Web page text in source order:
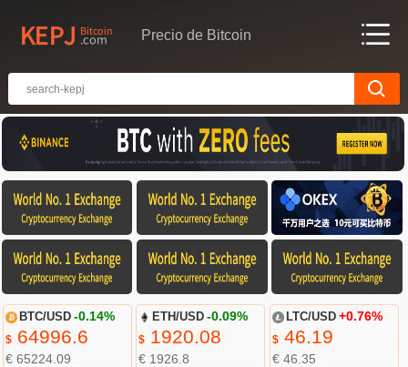
Precio de Bitcoin
BTC/USD -0.14%
$64996.6
€ 65224.09
ETH/USD -0.09%
$ 1920.08
€ 1926.8
LTC/USD +0.76%
$46.19
€ 46.35